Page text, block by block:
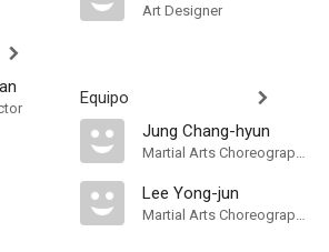
Art Designer
Equipo
Jung Chang-hyun
Martial Arts Choreographer
Lee Yong-jun
Martial Arts Choreographer